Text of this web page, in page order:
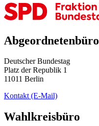
Abgeordnetenbüro
Deutscher Bundestag
Platz der Republik 1
11011 Berlin
Kontakt(E-Mail)
Wahlkreisbüro